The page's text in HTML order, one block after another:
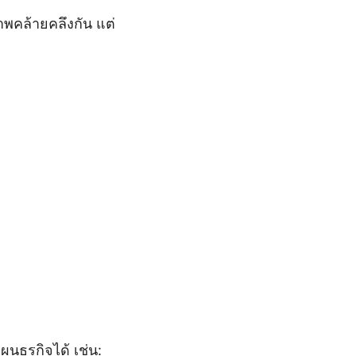
พคล้ายคลึงกัน แต่
นธุรกิจได้ เช่น: